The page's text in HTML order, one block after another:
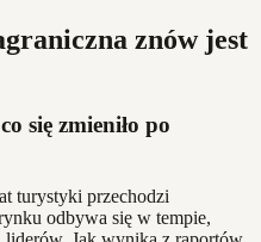
znów jest
się zmieniło po
turystyki przechodzi
odbywa się w tempie,